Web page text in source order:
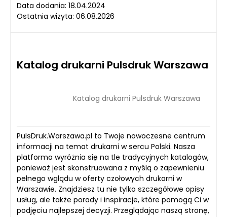
Data dodania: 18.04.2024
Ostatnia wizyta: 06.08.2026
Katalog drukarni Pulsdruk Warszawa
Katalog drukarni Pulsdruk Warszawa
PulsDruk.Warszawa.pl to Twoje nowoczesne centrum
informacji na temat drukarni w sercu Polski. Nasza
platforma wyróżnia się na tle tradycyjnych katalogów,
ponieważ jest skonstruowana z myślą o zapewnieniu
pełnego wglądu w oferty czołowych drukarni w
Warszawie. Znajdziesz tu nie tylko szczegółowe opisy
usług, ale także porady i inspiracje, które pomogą Ci w
podjęciu najlepszej decyzji. Przeglądając naszą stronę,